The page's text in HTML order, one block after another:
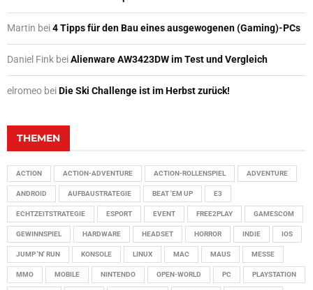
Martin bei4 Tipps für den Bau eines ausgewogenen (Gaming)-PCs
Daniel Fink beiAlienware AW3423DW im Test und Vergleich
elromeo beiDie Ski Challenge ist im Herbst zurück!
THEMEN
ACTION ACTION-ADVENTURE ACTION-ROLLENSPIEL ADVENTURE
ANDROID AUFBAUSTRATEGIE BEAT 'EM UP E3
ECHTZEITSTRATEGIE ESPORT EVENT FREE2PLAY GAMESCOM
GEWINNSPIEL HARDWARE HEADSET HORROR INDIE IOS
JUMP 'N' RUN KONSOLE LINUX MAC MAUS MESSE
MMO MOBILE NINTENDO OPEN-WORLD PC PLAYSTATION